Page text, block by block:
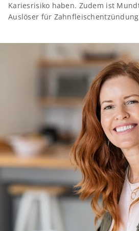
Kariesrisiko haben. Zudem ist
Auslöser für